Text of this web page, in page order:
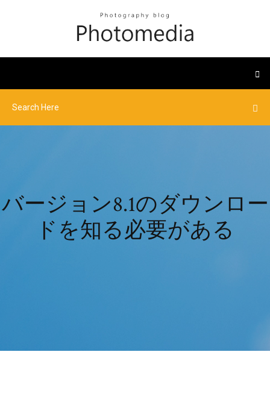
バージョン8.1のダウンロー
ドを知る必要がある